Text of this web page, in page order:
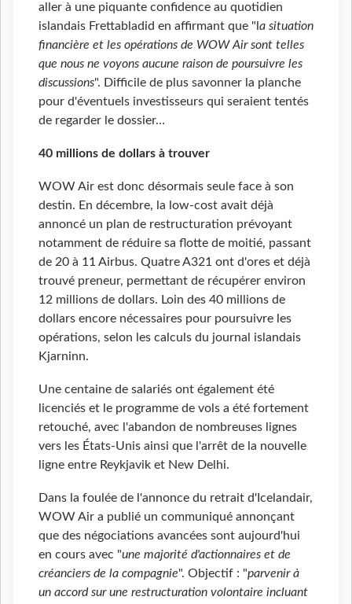
aller à une piquante confidence au quotidien
islandais Frettabladid en affirmant que "l a situation
financière et les opérations de WOW Air sont telles
que nous ne voyons aucune raison de poursuivre les
discussions". Difficile de plus savonner la planche
pour d'éventuels investisseurs qui seraient tentés
de regarder le dossier…
40 millions de dollars à trouver
WOW Air est donc désormais seule face à son
destin. En décembre, la low-cost avait déjà
annoncé un plan de restructuration prévoyant
notamment de réduire sa flotte de moitié, passant
de 20 à 11 Airbus. Quatre A321 ont d'ores et déjà
trouvé preneur, permettant de récupérer environ
12 millions de dollars. Loin des 40 millions de
dollars encore nécessaires pour poursuivre les
opérations, selon les calculs du journal islandais
Kjarninn.
Une centaine de salariés ont également été
licenciés et le programme de vols a été fortement
retouché, avec l'abandon de nombreuses lignes
vers les États-Unis ainsi que l'arrêt de la nouvelle
ligne entre Reykjavik et New Delhi.
Dans la foulée de l'annonce du retrait d'Icelandair,
WOW Air a publié un communiqué annonçant
que des négociations avancées sont aujourd'hui
en cours avec "une majorité d'actionnaires et de
créanciers de la compagnie". Objectif : "parvenir à
un accord sur une restructuration volontaire incluant